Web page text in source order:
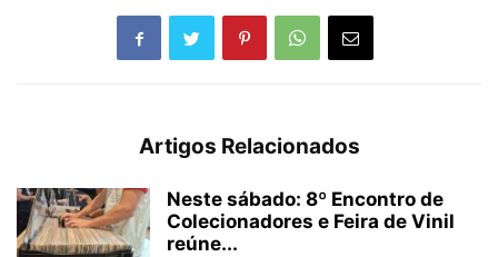
Artigos Relacionados
Neste sábado: 8º Encontro de
Colecionadores e Feira de Vinil
reúne...